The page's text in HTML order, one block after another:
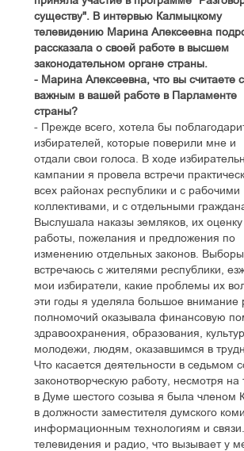
существу". В интервью Калмыцкому
телевидению Марина Алексеевна
рассказала о своей работе в высшем
законодательном органе страны.
- Марина Алексеевна, что вы считаете
важным в вашей работе в Парламенте
страны?
- Прежде всего, хотела бы
избирателей, которые поверили мне и
отдали свои голоса. В ходе
кампании я провела встречи
всех районах республики и с рабочими
коллективами, и с отдельными
Выслушала наказы земляков, их
работы, пожелания и предложения по
изменению отдельных законов.
встречаюсь с жителями республики,
мои избиратели, какие проблемы их
эти годы я уделяла большое
полномочий оказывала финансовую
здравоохранения, образования,
молодежи, людям, оказавшимся в
Что касается деятельности в седьмом
законотворческую работу, несмотря
в Думе шестого созыва я была членом
в должности заместителя думского
информационным технологиям и
телевидения и радио, что вызывает у